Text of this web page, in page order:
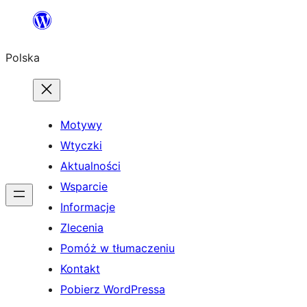
Przejdź
treści
Polska
Motywy
Wtyczki
Aktualności
Wsparcie
Informacje
Zlecenia
Pomóż w tłumaczeniu
Kontakt
Pobierz WordPressa